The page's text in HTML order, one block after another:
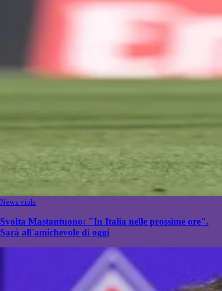
News viola
Svolta Mastantuono: "In Italia nelle prossime ore".
Sarà all'amichevole di oggi